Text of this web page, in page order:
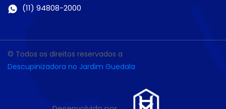
(11) 94808-2000
© Todos os direitos reservados a
Descupinizadora no Jardim Guedala